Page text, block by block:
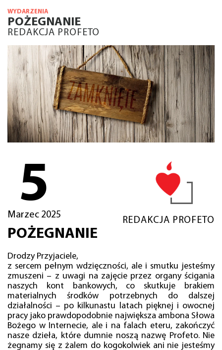
WYDARZENIA
POŻEGNANIE
REDAKCJA PROFETO
5
Marzec 2025
REDAKCJA PROFETO
POŻEGNANIE
Drodzy Przyjaciele,
z sercem pełnym wdzięczności, ale i smutku jesteśmy
zmuszeni – z uwagi na zajęcie przez organy ścigania
naszych kont bankowych, co skutkuje brakiem
materialnych środków potrzebnych do dalszej
działalności – po kilkunastu latach pięknej i owocnej
pracy jako prawdopodobnie największa ambona Słowa
Bożego w Internecie, ale i na falach eteru, zakończyć
nasze dzieła, które dumnie noszą nazwę Profeto. Nie
żegnamy się z żalem do kogokolwiek ani nie jesteśmy